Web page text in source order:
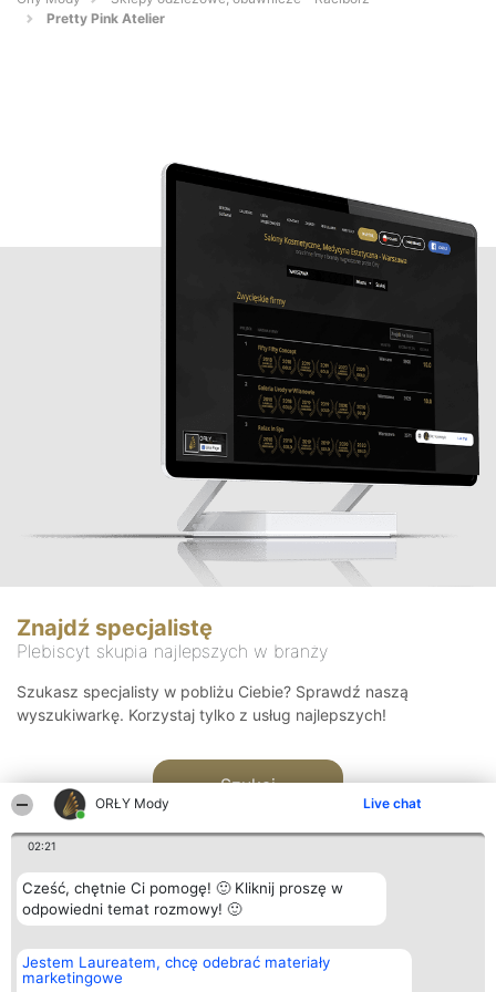
ORŁY Mody Live chat
02:21
Cześć, chętnie Ci pomogę! 🙂 Kliknij proszę w
odpowiedni temat rozmowy! 🙂
Jestem Laureatem, chcę odebrać materiały
marketingowe
Pretty Pink Atelier
Znajdź specjalistę
Plebiscyt skupia najlepszych w branży
Szukasz specjalisty w pobliżu Ciebie? Sprawdź naszą
wyszukiwarkę. Korzystaj tylko z usług najlepszych!
Szukaj
Organizator plebiscytu
Bright Side Solutions sp. z o.
o. sp. k.
Plebiscyt
Laureaci
Kontakt
Kontakt